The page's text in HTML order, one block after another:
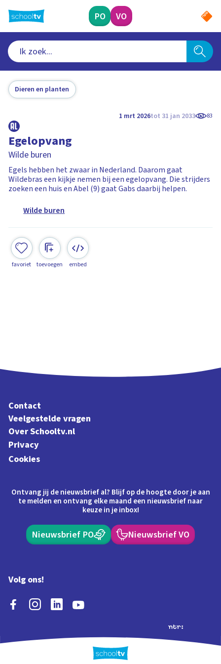
naar
hoofdinhoud
PO VO
Dieren en planten
1 mrt 2026tot 31 jan 2033 83
Egelopvang
Wilde buren
Egels hebben het zwaar in Nederland. Daarom gaat
Wildebras een kijkje nemen bij een egelopvang. Die strijders
zoeken een huis en Abel (9) gaat Gabs daarbij helpen.
Wilde buren
favoriet toevoegen embed
Contact
Veelgestelde vragen
Over Schooltv.nl
Privacy
Cookies
Ontvang jij de nieuwsbrief al? Blijf op de hoogte door je aan
te melden en ontvang elke maand een nieuwsbrief naar
keuze in je inbox!
Nieuwsbrief PO Nieuwsbrief VO
Volg ons!